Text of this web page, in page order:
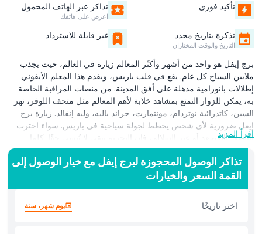
تأكيد فوري تذاكر عبر الهاتف المحمول
اعرض على هاتفك
تذكرة بتاريخ محدد
التاريخ والوقت المختاران
غير قابلة للاسترداد
برج إيفل هو واحد من أشهر وأكثَر المعالم زيارة في العالم، حيث يجذب
ملايين السياح كل عام. يقع في قلب باريس، ويقدم هذا المعلم الأيقوني
إطلالات بانورامية مذهلة على أفق المدينة. من منصات المراقبة الخاصة
به، يمكن للزوار التمتع بمشاهد خلابة لأهم المعالم مثل متحف اللوفر، نهر
السين، كاتدرائية نوتردام، مونتمارت، جراند باليه، وليه إنفالد. زيارة برج
إيفل ضرورية لأي شخص يخطط لجولة سياحية في باريس. سواء اخترت
الصعود بالمصعد أو عبر السلالم، فإن التجربة تبقى لا تُنسى حقًا. كلما
ارتفعت، أصبحت الإطلالات بزاوية 360 درجة للمدينة أكثر روعة. إنه
المكان المثالي لمحبي التصوير لالتقاط ذكريات جميلة مع العاصمة
الفرنسية الساحرة كخلفية. بجانب جماله، يمثل برج إيفل أيضًا التاريخ الغني
والثقافة الفرنسية. بُني في عام ١٨٨٩، ولا يزال رمزًا للابتكار والأناقة.
سواء زرت المكان خلال النهار أو في الليل عندما يلمع بالأضواء، يعد برج
إيفل بتجربة سحرية ولحظات لا تُنسى في باريس.
اقرأ المزيد
تذاكر الوصول المحجوزة لبرج إيفل مع خيار الوصول إلى
القمة السعر والخيارات
اختر تاريخًا يوم شهر، سنة